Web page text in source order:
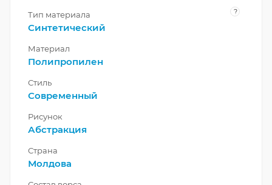
Тип материала ?
Синтетический
Материал
Полипропилен
Стиль
Современный
Рисунок
Абстракция
Страна
Молдова